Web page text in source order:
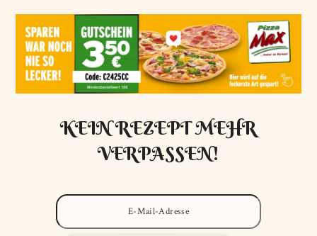
KEIN REZEPT MEHR
VERPASSEN!